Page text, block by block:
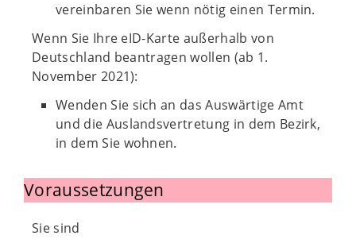
vereinbaren Sie wenn nötig einen Termin.
Wenn Sie Ihre eID-Karte außerhalb von
Deutschland beantragen wollen (ab 1.
November 2021):
Wenden Sie sich an das Auswärtige Amt
und die Auslandsvertretung in dem Bezirk,
in dem Sie wohnen.
Voraussetzungen
Sie sind